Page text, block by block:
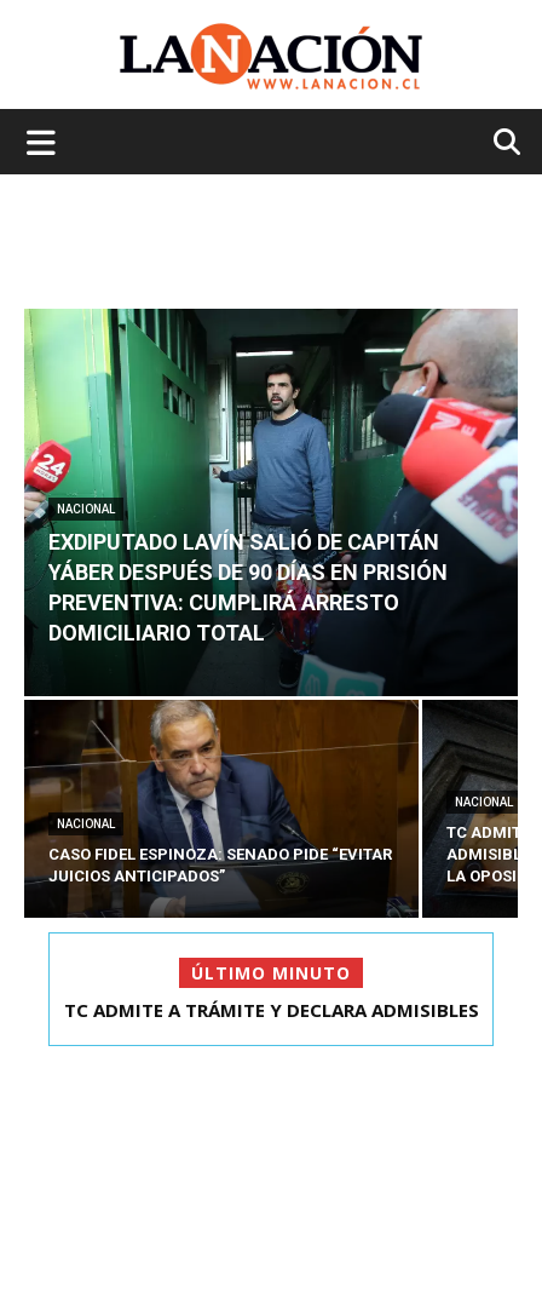
NACIONAL
EXDIPUTADO LAVÍN SALIÓ DE CAPITÁN
YÁBER DESPUÉS DE 90 DÍAS EN PRISIÓN
PREVENTIVA: CUMPLIRÁ ARRESTO
DOMICILIARIO TOTAL
NACIONAL
CASO FIDEL ESPINOZA: SENADO PIDE “EVITAR
JUICIOS ANTICIPADOS”
NACIONAL
TC ADMITE
ADMISIBLES
LA
ÚLTIMO MINUTO
EXDIPUTADO LAVÍN SALIÓ DE CAPITÁN YÁBER
TC ADMITE A TRÁMITE Y DECLARA ADMISIBLES